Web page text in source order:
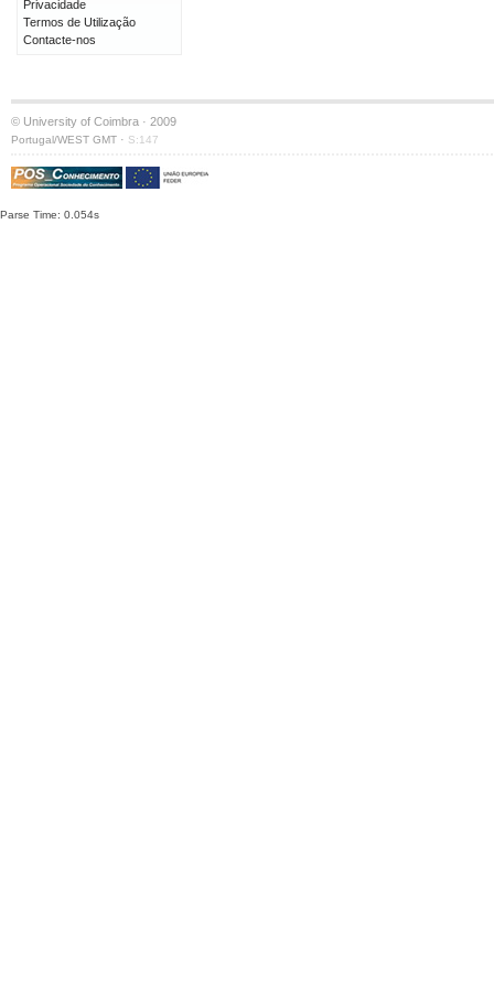
Privacidade
Termos de Utilização
Contacte-nos
© University of Coimbra · 2009
Portugal/WEST GMT · S:147
Parse Time: 0.054s